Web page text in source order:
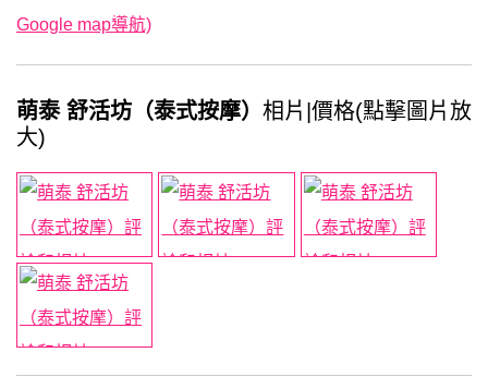
Google map導航)
萌泰 舒活坊（泰式按摩） 相片|價格(點擊圖片放
大)